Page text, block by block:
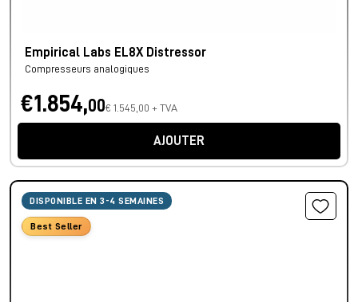
Empirical Labs EL8X Distressor
Compresseurs analogiques
€1.854,00€ 1.545,00 + TVA
AJOUTER
DISPONIBLE EN 3-4 SEMAINES
Best Seller